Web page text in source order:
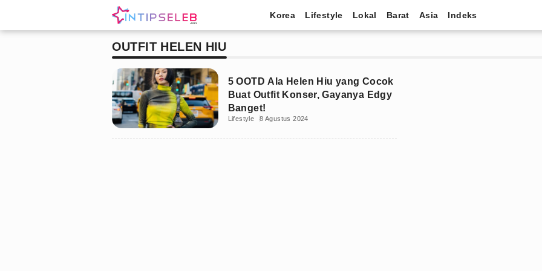
Korea Lifestyle Lokal Barat Asia Indeks
OUTFIT HELEN HIU
5 OOTD Ala Helen Hiu yang Cocok
Buat Outfit Konser, Gayanya Edgy
Banget!
Lifestyle 8 Agustus 2024